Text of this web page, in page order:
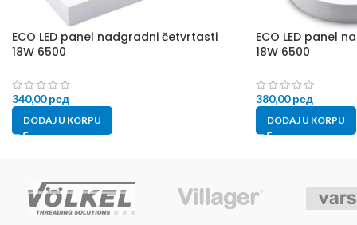
ECO LED panel nadgradni četvrtasti
18W 6500
340,00рсд
DODAJ U KORPU
ECO LED panel
18W 6500
380,00рсд
DODAJ U KORPU